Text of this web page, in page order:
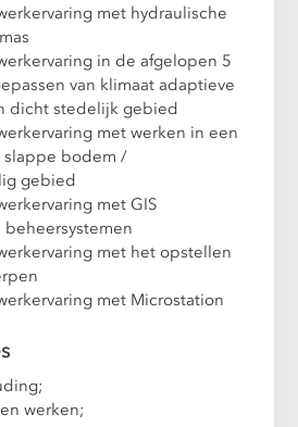
met hydraulische
in de afgelopen 5
van klimaat adaptieve
dicht stedelijk gebied
met werken in een
slappe bodem /
gebied
met GIS
met het opstellen
met Microstation
werken;